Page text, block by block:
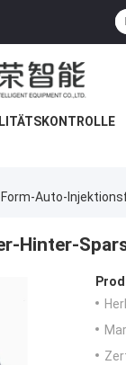
Auto-
Hinter-